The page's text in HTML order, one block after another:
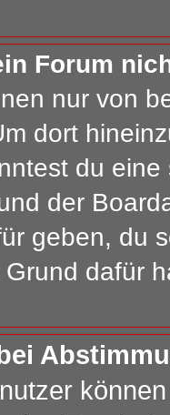
Forum
nur von
dort
du
der
geben, du
dafür